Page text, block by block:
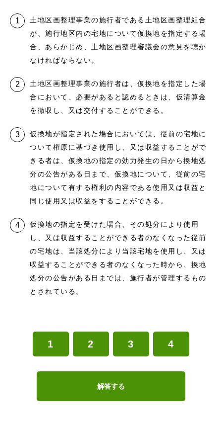
土地区画整理事業の施行者である土地区画整理組合
が、施行地区内の宅地について仮換地を指定する場
合、あらかじめ、土地区画整理審議会の意見を聴か
なければならない。
土地区画整理事業の施行者は、仮換地を指定した場
合において、必要があると認めるときは、仮清算金
を徴収し、又は交付することができる。
仮換地が指定された場合においては、従前の宅地に
ついて権原に基づき使用し、又は収益することがで
きる者は、仮換地の指定の効力発生の日から換地処
分の公告がある日まで、仮換地について、従前の宅
地について有する権利の内容である使用又は収益と
同じ使用又は収益をすることができる。
仮換地の指定を受けた場合、その処分により使用
し、又は収益することができる者のなくなった従前
の宅地は、当該処分により当該宅地を使用し、又は
収益することができる者のなくなった時から、換地
処分の公告がある日までは、施行者が管理するもの
とされている。
1 2 3 4
解答する